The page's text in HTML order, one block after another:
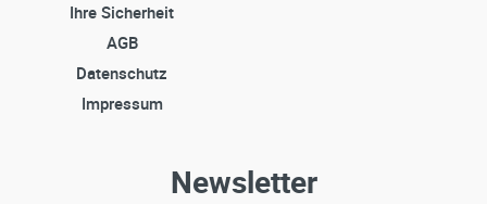
Ihre Sicherheit
AGB
Datenschutz
Impressum
Newsletter